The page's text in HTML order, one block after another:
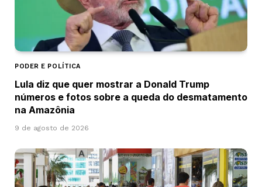
PODER E POLÍTICA
Lula diz que quer mostrar a Donald Trump
números e fotos sobre a queda do desmatamento
na Amazônia
9 de agosto de 2026